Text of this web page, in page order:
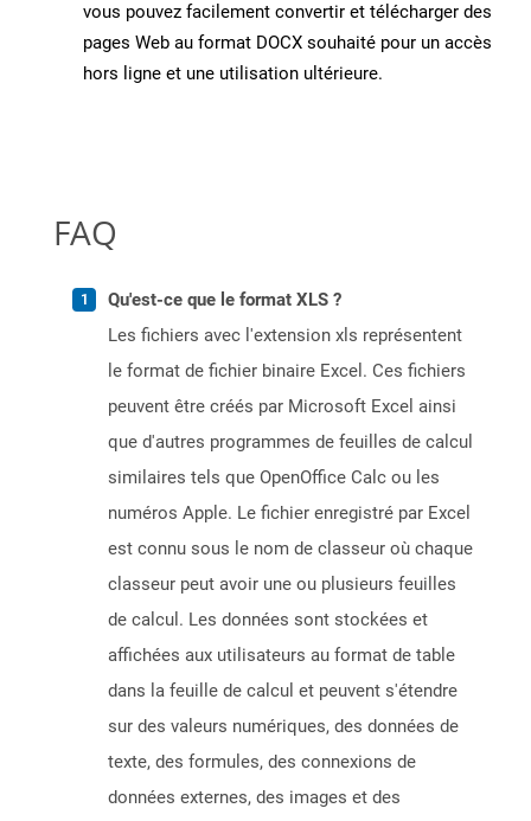
vous pouvez facilement convertir et télécharger des
pages Web au format DOCX souhaité pour un accès
hors ligne et une utilisation ultérieure.
FAQ
Qu'est-ce que le format XLS ?
Les fichiers avec l'extension xls représentent
le format de fichier binaire Excel. Ces fichiers
peuvent être créés par Microsoft Excel ainsi
que d'autres programmes de feuilles de calcul
similaires tels que OpenOffice Calc ou les
numéros Apple. Le fichier enregistré par Excel
est connu sous le nom de classeur où chaque
classeur peut avoir une ou plusieurs feuilles
de calcul. Les données sont stockées et
affichées aux utilisateurs au format de table
dans la feuille de calcul et peuvent s'étendre
sur des valeurs numériques, des données de
texte, des formules, des connexions de
données externes, des images et des